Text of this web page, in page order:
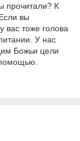
прочитали? К
вы
вас тоже голова
У нас
Божьи цели